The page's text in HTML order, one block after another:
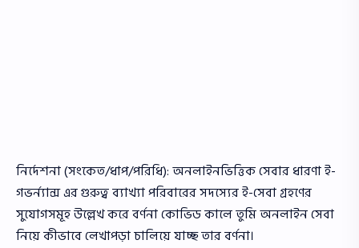
নির্দেশনা (সংকেত/ধাপ/পরিধি): অনলাইনভিত্তিক সেবার ধারণা ই-
গভর্ন্যান্স এর গুরুত্ব ব্যাখ্যা পরিবারের সদস্যের ই-সেবা গ্রহণের
সুযােগসমূহ উল্লেখ করে বর্ণনা কোভিড কালে তুমি অনলাইন সেবা
নিয়ে কীভাবে লেখাপড়া চালিয়ে যাচ্ছ তার বর্ণনা।